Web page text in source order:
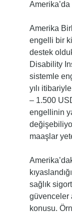
Amerika
engelli bir
destek
Disability
sistemle
yılı
– 1.500
engellinin
maaşlar
sağlık
güvenceler
konusu.